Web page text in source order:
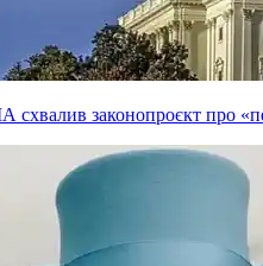
законопроєкт про